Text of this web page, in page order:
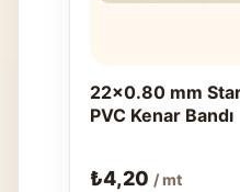
22x0.80 mm
PVC Kenar Bandı
₺4,20 / mt